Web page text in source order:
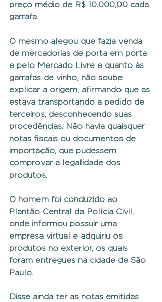
preço médio de R$ 10.000,00 cada
garrafa.
O mesmo alegou que fazia venda
de mercadorias de porta em porta
e pelo Mercado Livre e quanto às
garrafas de vinho, não soube
explicar a origem, afirmando que as
estava transportando a pedido de
terceiros, desconhecendo suas
procedências. Não havia quaisquer
notas fiscais ou documentos de
importação, que pudessem
comprovar a legalidade dos
produtos.
O homem foi conduzido ao
Plantão Central da Polícia Civil,
onde informou possuir uma
empresa virtual e adquiriu os
produtos no exterior, os quais
foram entregues na cidade de São
Paulo.
Disse ainda ter as notas emitidas